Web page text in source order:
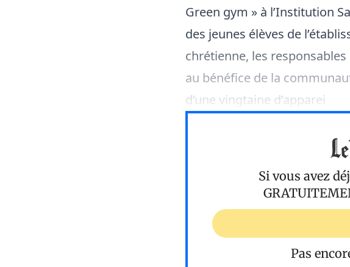
Green gym » à l’Institution
des jeunes élèves de
chrétienne, les
au bénéfice de la
d’une vingtaine d’apparei
Si vous avez
Pas